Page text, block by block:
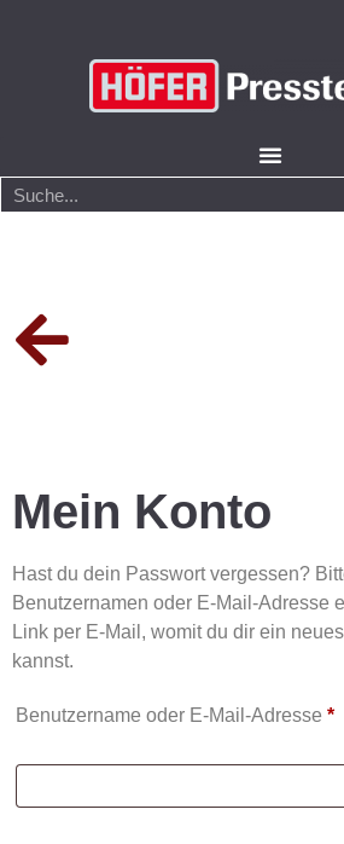
Mein Konto
Hast du dein Passwort vergessen?
Benutzernamen oder E-Mail-Adresse
Link per E-Mail, womit du dir ein
kannst.
Benutzername oder E-Mail-Adresse *